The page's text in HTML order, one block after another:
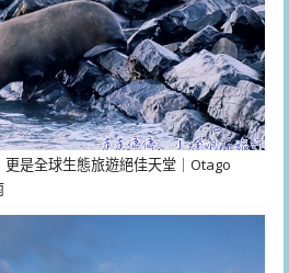
是全球生態旅遊絕佳天堂｜Otago